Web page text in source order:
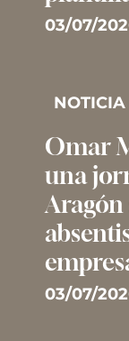
03/07/
NOTICIA
Omar
una
03/07/